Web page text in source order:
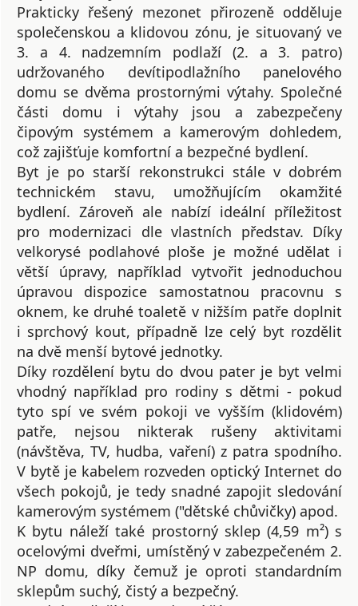
Prakticky řešený mezonet přirozeně odděluje
společenskou a klidovou zónu, je situovaný ve
3. a 4. nadzemním podlaží (2. a 3. patro)
udržovaného devítipodlažního panelového
domu se dvěma prostornými výtahy. Společné
části domu i výtahy jsou a zabezpečeny
čipovým systémem a kamerovým dohledem,
což zajišťuje komfortní a bezpečné bydlení.
Byt je po starší rekonstrukci stále v dobrém
technickém stavu, umožňujícím okamžité
bydlení. Zároveň ale nabízí ideální příležitost
pro modernizaci dle vlastních představ. Díky
velkorysé podlahové ploše je možné udělat i
větší úpravy, například vytvořit jednoduchou
úpravou dispozice samostatnou pracovnu s
oknem, ke druhé toaletě v nižším patře doplnit
i sprchový kout, případně lze celý byt rozdělit
na dvě menší bytové jednotky.
Díky rozdělení bytu do dvou pater je byt velmi
vhodný například pro rodiny s dětmi - pokud
tyto spí ve svém pokoji ve vyšším (klidovém)
patře, nejsou nikterak rušeny aktivitami
(návštěva, TV, hudba, vaření) z patra spodního.
V bytě je kabelem rozveden optický Internet do
všech pokojů, je tedy snadné zapojit sledování
kamerovým systémem ("dětské chůvičky) apod.
K bytu náleží také prostorný sklep (4,59 m²) s
ocelovými dveřmi, umístěný v zabezpečeném 2.
NP domu, díky čemuž je oproti standardním
sklepům suchý, čistý a bezpečný.